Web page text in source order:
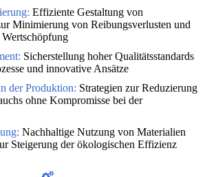
Effiziente Gestaltung von
Minimierung von Reibungsverlusten und
Sicherstellung hoher Qualitätsstandards
und innovative Ansätze
der Produktion: Strategien zur Reduzierung
ohne Kompromisse bei der
Nachhaltige Nutzung von Materialien
Steigerung der ökologischen Effizienz